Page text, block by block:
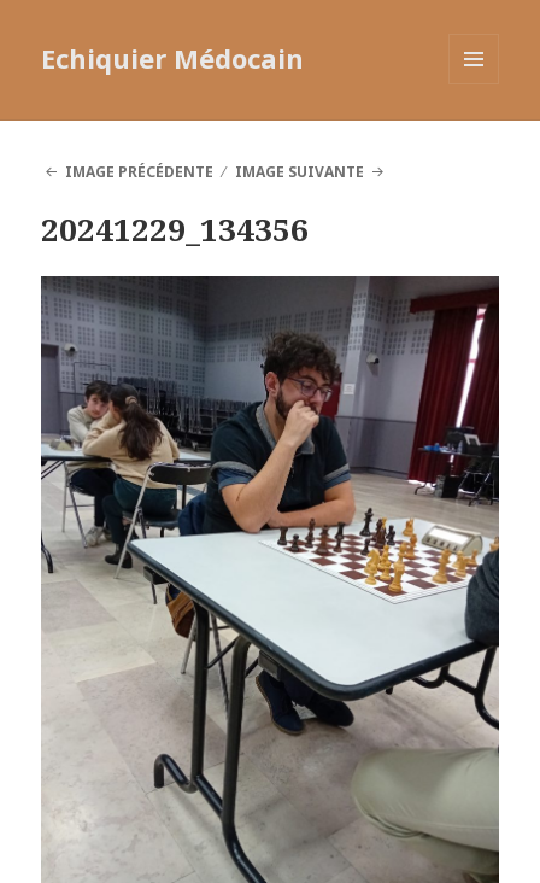
Echiquier Médocain
IMAGE PRÉCÉDENTE
IMAGE SUIVANTE
20241229_134356